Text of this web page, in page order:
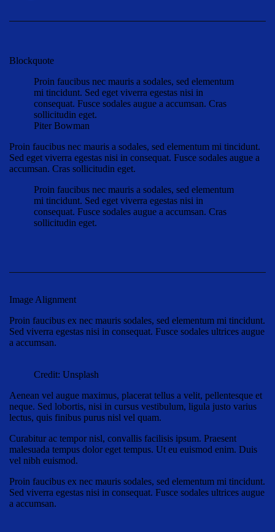
Blockquote
Proin faucibus nec mauris a sodales, sed elementum
mi tincidunt. Sed eget viverra egestas nisi in
consequat. Fusce sodales augue a accumsan. Cras
sollicitudin eget.
Piter Bowman
Proin faucibus nec mauris a sodales, sed elementum mi tincidunt.
Sed eget viverra egestas nisi in consequat. Fusce sodales augue a
accumsan. Cras sollicitudin eget.
Proin faucibus nec mauris a sodales, sed elementum
mi tincidunt. Sed eget viverra egestas nisi in
consequat. Fusce sodales augue a accumsan. Cras
sollicitudin eget.
Image Alignment
Proin faucibus ex nec mauris sodales, sed elementum mi tincidunt.
Sed viverra egestas nisi in consequat. Fusce sodales ultrices augue
a accumsan.
Credit: Unsplash
Aenean vel augue maximus, placerat tellus a velit, pellentesque et
neque. Sed lobortis, nisi in cursus vestibulum, ligula justo varius
lectus, quis finibus purus nisl vel quam.
Curabitur ac tempor nisl, convallis facilisis ipsum. Praesent
malesuada tempus dolor eget tempus. Ut eu euismod enim. Duis
vel nibh euismod.
Proin faucibus ex nec mauris sodales, sed elementum mi tincidunt.
Sed viverra egestas nisi in consequat. Fusce sodales ultrices augue
a accumsan.